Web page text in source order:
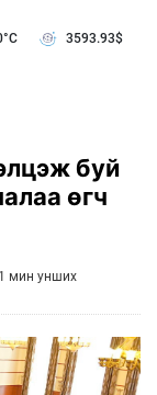
3593.93$
буй
өгч
1 мин унших